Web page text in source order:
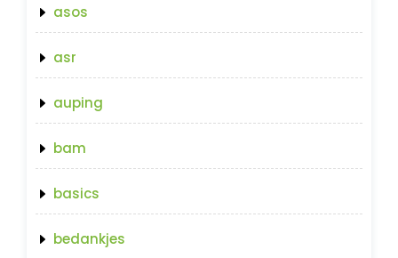
asos
asr
auping
bam
basics
bedankjes